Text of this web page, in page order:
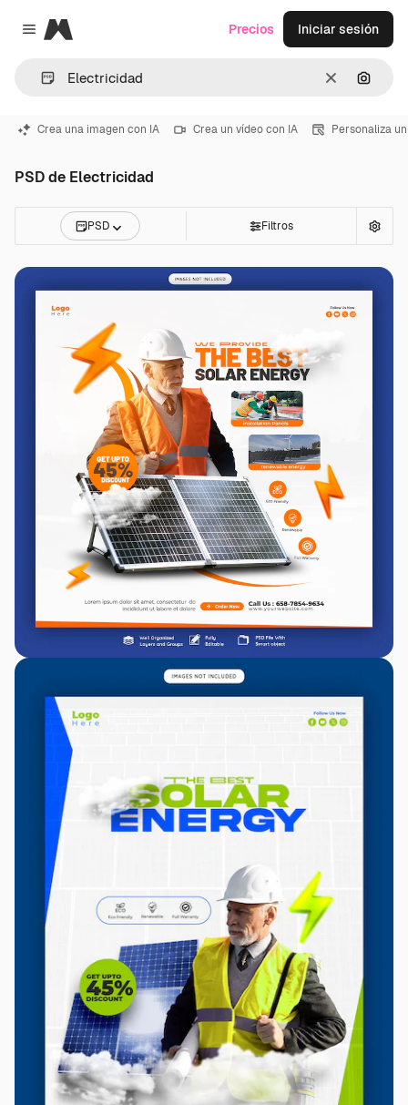
Close menu
Magnific
Borrar
Precios Iniciar sesión
Crea una imagen con IA Crea un vídeo con IA Personaliza
PSD de Electricidad
PSD Filtros